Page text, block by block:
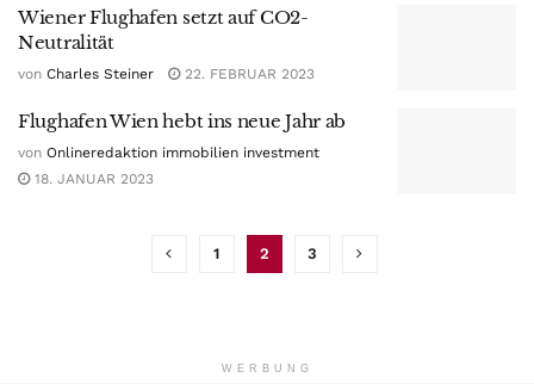
Wiener Flughafen setzt auf CO2-
Neutralität
von Charles Steiner 22. FEBRUAR 2023
Flughafen Wien hebt ins neue Jahr ab
von Onlineredaktion immobilien investment
18. JANUAR 2023
1 2 3
WERBUNG